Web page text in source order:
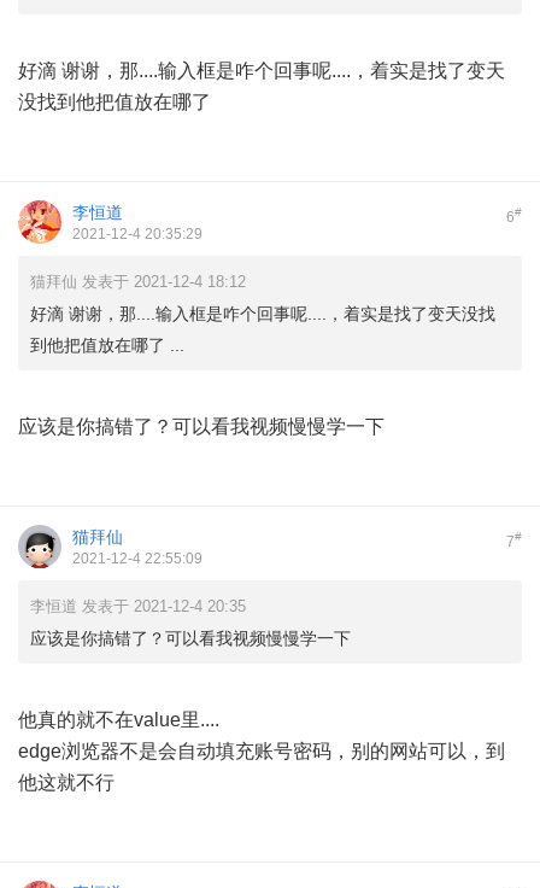
好滴 谢谢，那....输入框是咋个回事呢....，着实是找了变天
没找到他把值放在哪了
6#
李恒道
2021-12-4 20:35:29
猫拜仙 发表于 2021-12-4 18:12
好滴 谢谢，那....输入框是咋个回事呢....，着实是找了变天没找
到他把值放在哪了 ...
应该是你搞错了？可以看我视频慢慢学一下
7#
猫拜仙
2021-12-4 22:55:09
李恒道 发表于 2021-12-4 20:35
应该是你搞错了？可以看我视频慢慢学一下
他真的就不在value里....
edge浏览器不是会自动填充账号密码，别的网站可以，到
他这就不行